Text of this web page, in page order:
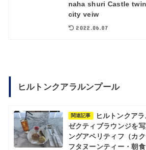
naha shuri Castle
city veiw
2022.06.07
ヒルトンクアラルンプール
関連記事
ヒルトンクア
ゼクティブラウンジを
ングアペリティフ（カ
フタヌーンティー・朝